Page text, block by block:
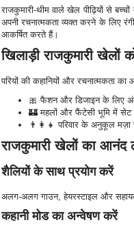
राजकुमारी-थीम वाले खेल पीढ़ियों से
अपनी रचनात्मकता व्यक्त करने के लिए
आकर्षित करते हैं।
खिलाड़ी राजकुमारी
परियों की कहानियों और रचनात्मकता
🎀 फैशन और डिजाइन के लिए
🏰 महलों और फैंटेसी भूमि में सेट
👨‍👩‍👧 परिवार के अनुकूल मज़ा
राजकुमारी खेलों का आनंद
शैलियों के साथ प्रयोग करें
अलग-अलग गाउन, हेयरस्टाइल और
कहानी मोड का अन्वेषण करें